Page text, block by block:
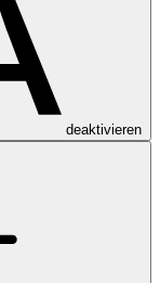
deaktivieren